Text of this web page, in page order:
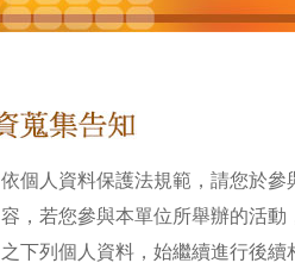
依個人資料保護法規範，請您於
容，若您參與本單位所舉辦的活
之下列個人資料，始繼續進行後續